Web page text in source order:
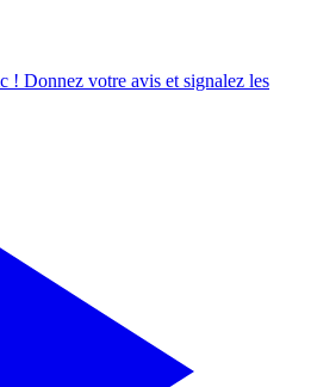
! Donnez votre avis et signalez les